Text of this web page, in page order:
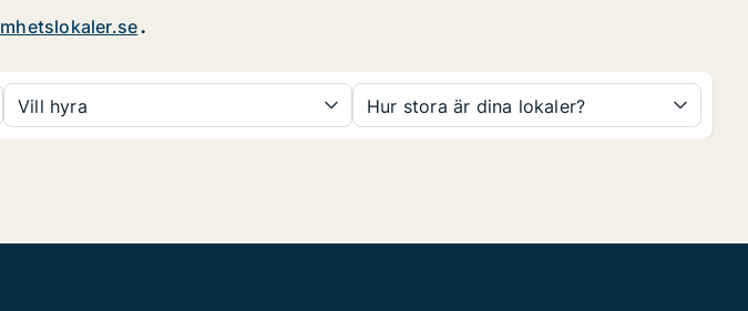
.
Vill hyra Hur stora är dina lokaler?